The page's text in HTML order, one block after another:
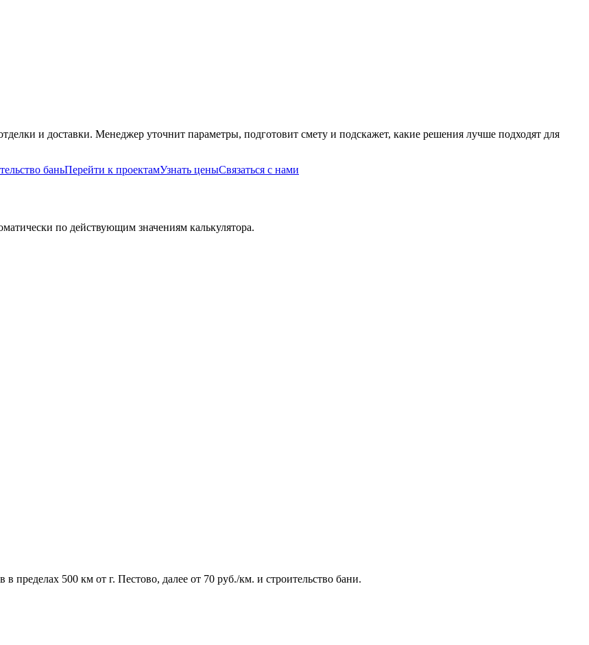
и доставки. Менеджер уточнит параметры, подготовит смету и подскажет, какие решения лучше подходят для
баньПерейти к проектамУзнать ценыСвязаться с нами
по действующим значениям калькулятора.
пределах 500 км от г. Пестово, далее от 70 руб./км. и строительство бани.